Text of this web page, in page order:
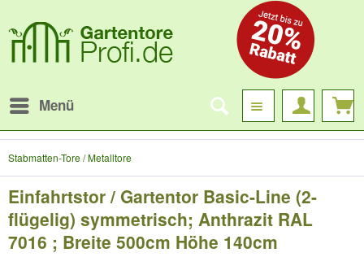
Menü
Stabmatten-Tore / Metalltore
Einfahrtstor / Gartentor Basic-Line (2-
flügelig) symmetrisch; Anthrazit RAL
7016 ; Breite 500cm Höhe 140cm